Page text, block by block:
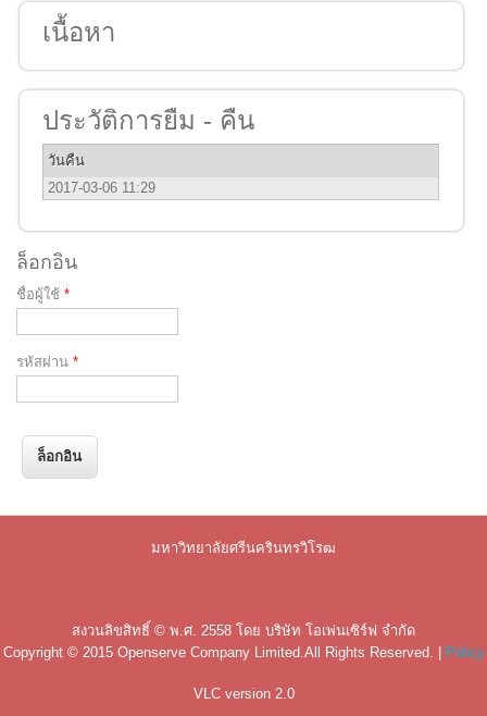
เนื้อหา
ประวัติการยืม - คืน
วันคืน
2017-03-06 11:29
ล็อกอิน
ชื่อผู้ใช้ *
รหัสผ่าน *
มหาวิทยาลัยศรีนครินทรวิโรฒ
สงวนลิขสิทธิ์ © พ.ศ. 2558 โดย บริษัท โอเพ่นเซิร์ฟ จำกัด
Copyright © 2015 Openserve Company Limited .All Rights Reserved. | Policy
VLC version 2.0